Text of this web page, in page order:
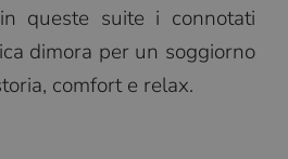
queste suite i connotati
dimora per un soggiorno
comfort e relax.